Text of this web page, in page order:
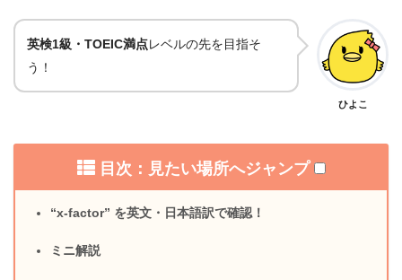
英検1級・TOEIC満点レベルの先を目指そ
う！
ひよこ
目次：見たい場所へジャンプ
“x-factor” を英文・日本語訳で確認！
ミニ解説